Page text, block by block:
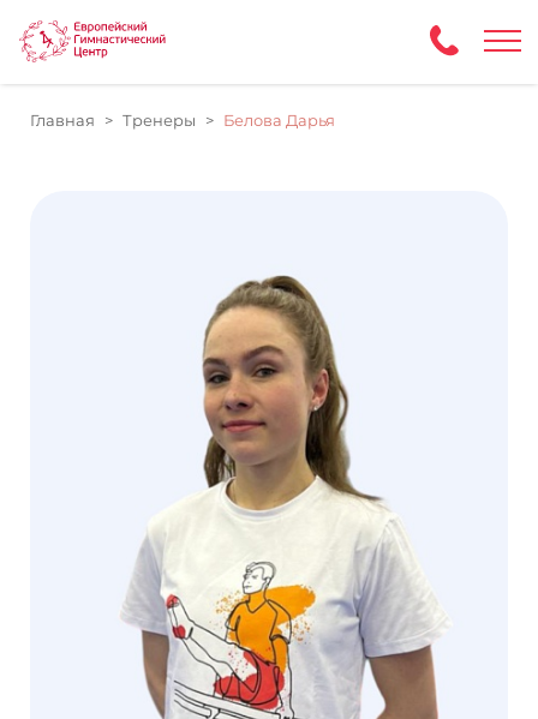
Главная Тренеры Белова Дарья